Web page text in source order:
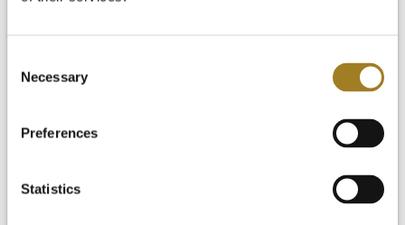
Selection
Necessary
Preferences
Statistics